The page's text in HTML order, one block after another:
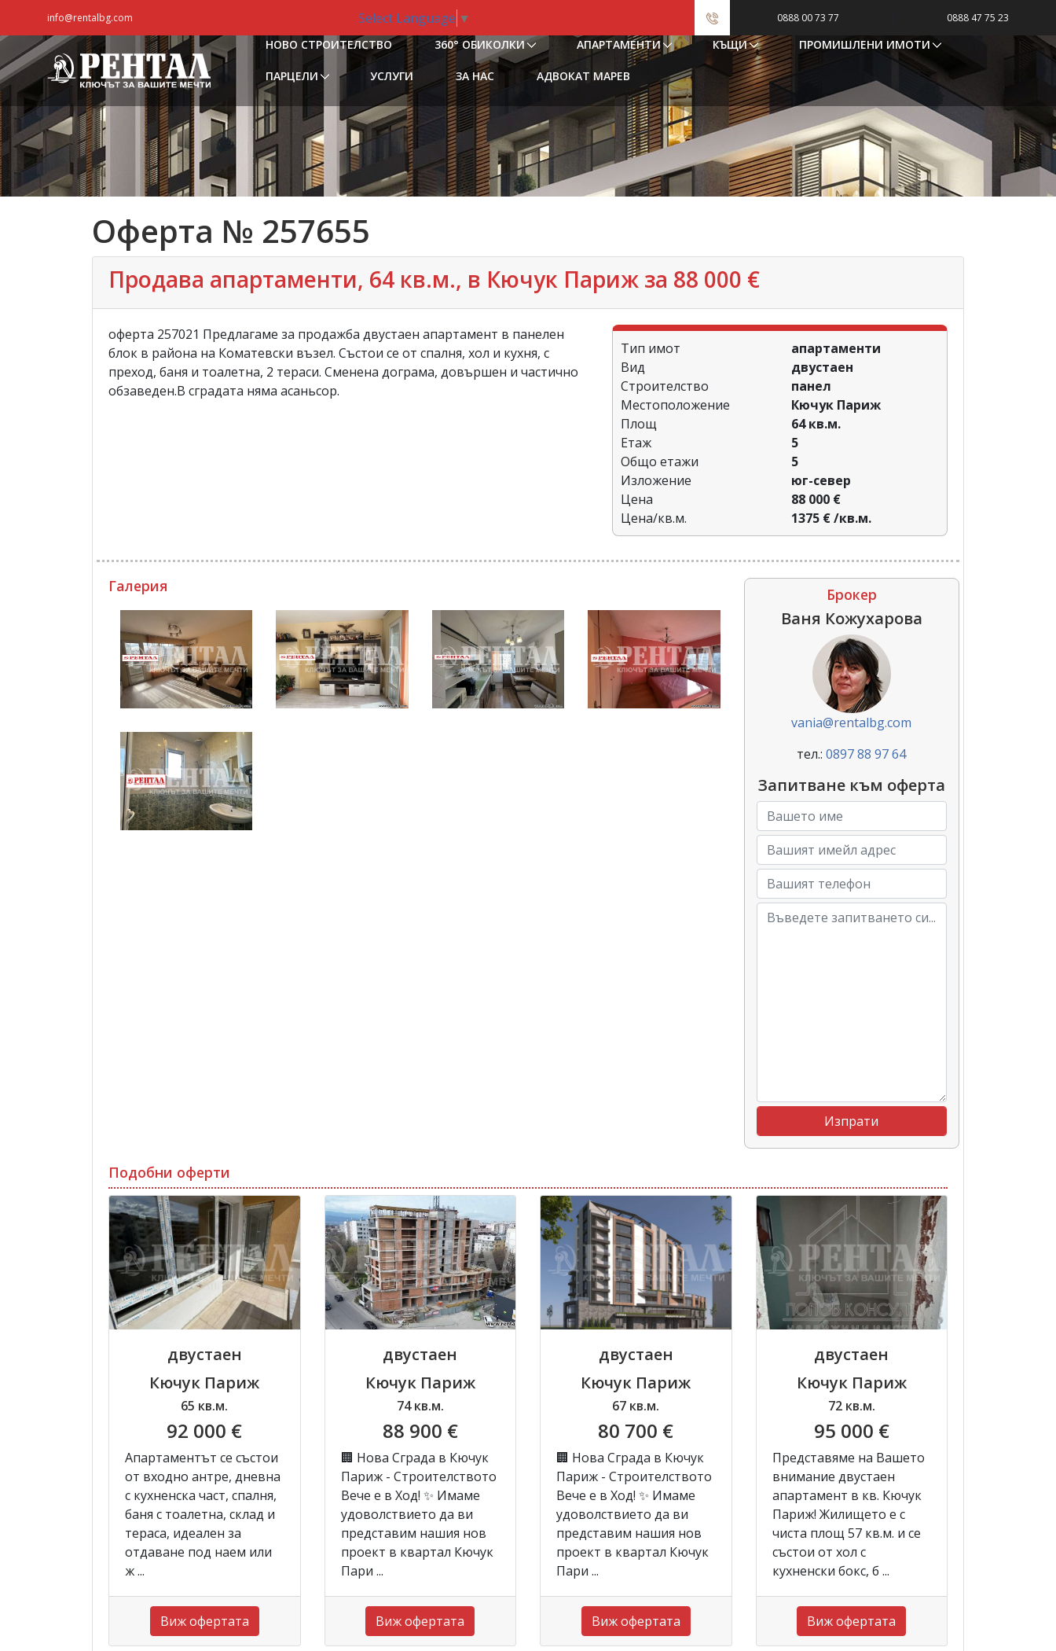
info@rentalbg.com Select Language ▼ 0888 00 73 77 0888 47 75 23
НОВО СТРОИТЕЛСТВО 360° ОБИКОЛКИ АПАРТАМЕНТИ КЪЩИ ПРОМИШЛЕНИ ИМОТИ
ПАРЦЕЛИ УСЛУГИ ЗА НАС АДВОКАТ МАРЕВ
Оферта № 257655
Продава апартаменти, 64 кв.м., в Кючук Париж за 88 000 €
оферта 257021 Предлагаме за продажба двустаен апартамент в панелен
блок в района на Коматевски възел. Състои се от спалня, хол и кухня, с
преход, баня и тоалетна, 2 тераси. Сменена дограма, довършен и частично
обзаведен.В сградата няма асаньсор.
Тип имот
апартаменти
Вид
двустаен
Строителство
панел
Местоположение
Кючук Париж
Площ
64 кв.м.
Етаж
5
Общо етажи
5
Изложение
юг-север
Цена
88 000 €
Цена/кв.м.
1375 € /кв.м.
Галерия Брокер
Ваня Кожухарова
vania@rentalbg.com
тел.:0897 88 97 64
Запитване към оферта
Подобни оферти
двустаен
Кючук Париж
65 кв.м.
92 000 €
Апартаментът се състои
от входно антре, дневна
с кухненска част, спалня,
баня с тоалетна, склад и
тераса, идеален за
отдаване под наем или
ж ...
Виж офертата
двустаен
Кючук Париж
74 кв.м.
88 900 €
🏢 Нова Сграда в Кючук
Париж - Строителството
Вече е в Ход! ✨ Имаме
удоволствието да ви
представим нашия нов
проект в квартал Кючук
Пари ...
Виж офертата
двустаен
Кючук Париж
67 кв.м.
80 700 €
🏢 Нова Сграда в Кючук
Париж - Строителството
Вече е в Ход! ✨ Имаме
удоволствието да ви
представим нашия нов
проект в квартал Кючук
Пари ...
Виж офертата
двустаен
Кючук Париж
72 кв.м.
95 000 €
Представяме на Вашето
внимание двустаен
апартамент в кв. Кючук
Париж! Жилището е с
чиста площ 57 кв.м. и се
състои от хол с
кухненски бокс, б ...
Виж офертата